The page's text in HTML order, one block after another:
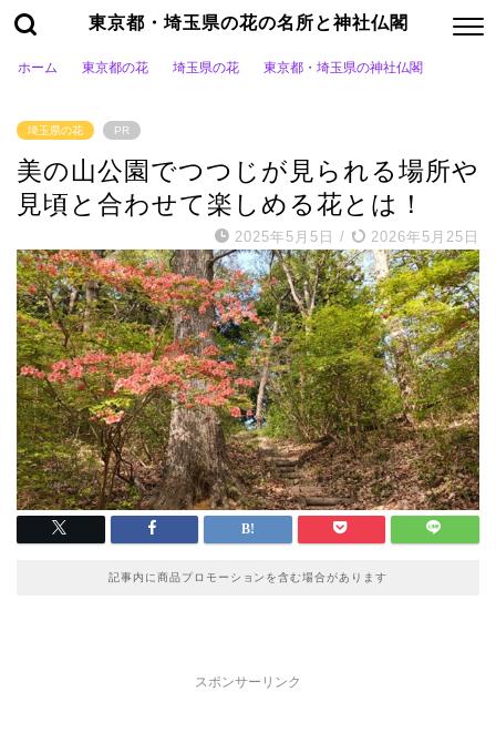
東京都・埼玉県の花の名所と神社仏閣
ホーム 東京都の花 埼玉県の花 東京都・埼玉県の神社仏閣
埼玉県の花 PR
美の山公園でつつじが見られる場所や
見頃と合わせて楽しめる花とは！
2025年5月5日 / 2026年5月25日
記事内に商品プロモーションを含む場合があります
スポンサーリンク